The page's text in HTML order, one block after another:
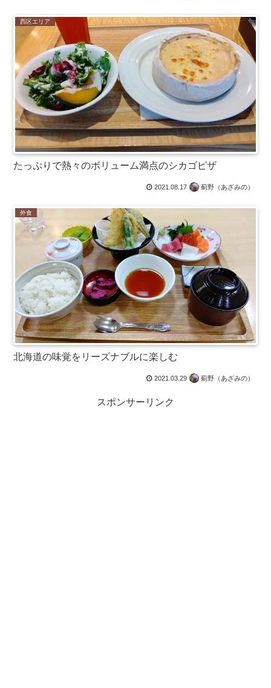
西区エリア
たっぷりで熱々のボリューム満点のシカゴピザ
2021.08.17 薊野（あざみの）
外食
北海道の味覚をリーズナブルに楽しむ
2021.03.29 薊野（あざみの）
スポンサーリンク